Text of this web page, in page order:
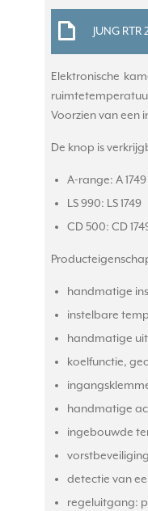
JUNG
Elektronische
Voorzien van een
De knop is
A-range: A 1749
LS 990: LS 1749
CD 500: CD
handmatige
instelbare
handmatige
koelfunctie,
handmatige
ingebouwde
detectie van
regeluitgang: